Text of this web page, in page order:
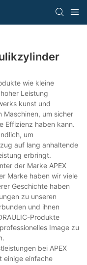
wie kleine
Leistung
kunst und
Maschinen, um sicher
Effizienz haben kann.
um
auf lang anhaltende
erbringt.
der Marke APEX
Marke haben wir viele
Geschichte haben
zu unseren
und ihnen
Produkte
Image zu
bei APEX
einige einfache